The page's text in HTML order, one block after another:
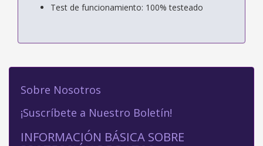
Test de funcionamiento: 100% testeado
Sobre Nosotros
¡Suscríbete a Nuestro Boletín!
INFORMACIÓN BÁSICA SOBRE